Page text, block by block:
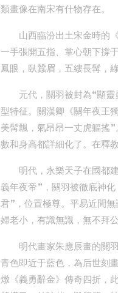
類畫像在南宋有什物存在。
山西臨汾出土宋金時的
一手張開五指、掌心朝下撐
鳳眼，臥蠶眉，五縷長髯，
元代，關羽被封為“顯
型特征。關漢卿《關年夜王
美髯飄，氣昂昂一丈虎軀搖
數和身高都詳細化了。在釋
明代，永樂天子在國都
義年夜帝”，關羽被徹底神
君”，位置極尊。平易近間
婦老小，有識無識，無不拜
明代畫家朱應辰畫的關
青色即近于藍色，為后世刻
燉《義勇辭金》傳奇四折，